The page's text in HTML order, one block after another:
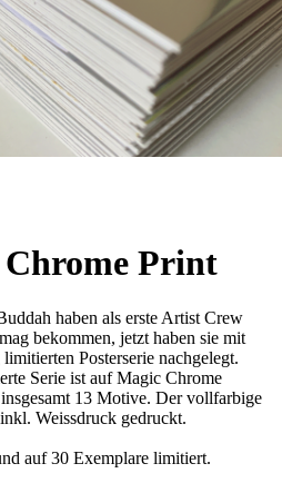
Print
haben als erste Artist Crew
bekommen, jetzt haben sie mit
Posterserie nachgelegt.
Serie ist auf Magic Chrome
13 Motive. Der vollfarbige
Weissdruck gedruckt.
auf 30 Exemplare limitiert.